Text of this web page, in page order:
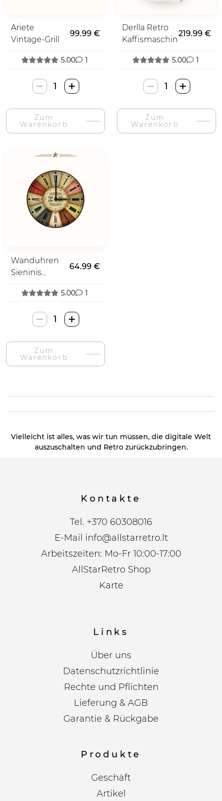
Ariete
Vintage-Grill
99.99 €
5.00 1
Ariete
Vintage
Skrudintuvė-
Menge
Zum
Warenkorb
Derlla Retro
Kaffismaschine
219.99 €
5.00 1
Derlla
Retro
Kavos
Aparatas-
Menge
Zum
Warenkorb
Wanduhren
Sieninis
64.99 €
5.00 1
Wallarena
Sieninis
Laikrodis-
Menge
Zum
Warenkorb
Vielleicht ist alles, was wir tun müssen, die digitale Welt
auszuschalten und Retro zurückzubringen.
Kontakte
Tel. +370 60308016
E-Mail info@allstarretro.lt
Arbeitszeiten: Mo-Fr 10:00-17:00
AllStarRetro Shop
Karte
Links
Über uns
Datenschutzrichtlinie
Rechte und Pflichten
Lieferung & AGB
Garantie & Rückgabe
Produkte
Geschäft
Artikel